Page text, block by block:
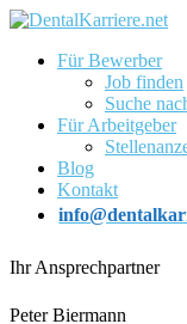
Für Bewerber
Job finden
Suche
Für Arbeitgeber
Blog
Kontakt
Ihr Ansprechpartner
Peter Biermann